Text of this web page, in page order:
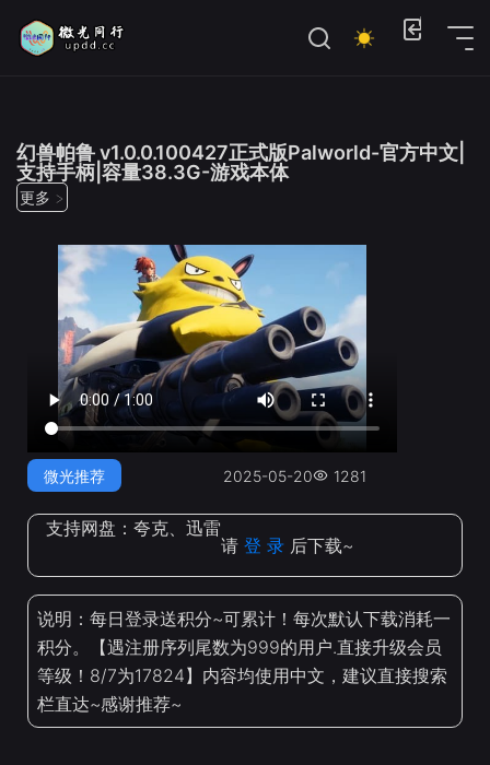
幻兽帕鲁 v1.0.0.100427正式版Palworld-官方中文|
支持手柄|容量38.3G-游戏本体
更多 >
微光推荐 2025-05-20 1281
支持网盘： 夸克、迅雷
请 登 录 后下载~
说明：每日登录送积分~可累计！每次默认下载消耗一
积分。【遇注册序列尾数为999的用户.直接升级会员
等级！8/7为17824】内容均使用中文，建议直接搜索
栏直达~感谢推荐~